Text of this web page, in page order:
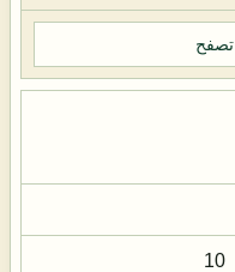
تصفح
10